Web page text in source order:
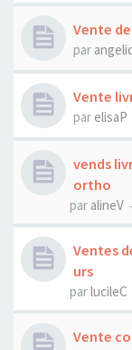
Vente
par
Vente
par elisaP
vends
ortho
par alineV -
Ventes
urs
parlucileC
Vente